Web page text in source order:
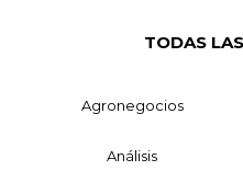
TODAS
Agronegocios
Análisis